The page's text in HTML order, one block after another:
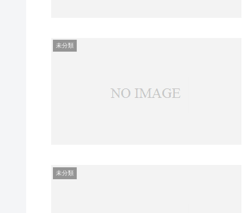
未分類
未分類